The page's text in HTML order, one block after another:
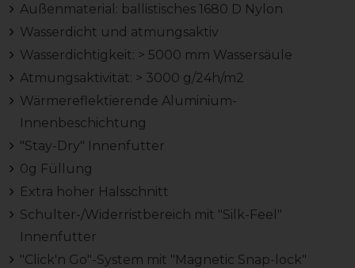
Außenmaterial: ballistisches 1680 D Nylon
Wasserdicht und atmungsaktiv
Wasserdichtigkeit: > 5000 mm Wassersäule
Atmungsaktivität: > 3000 g/24h/m2
Wärmereflektierende Aluminium-
Innenbeschichtung
"Stay-Dry" Innenfutter
0g Füllung
Extra hoher Halsschnitt
Schulter-/Widerristbereich mit "Silk-Feel"
Innenfutter
"Click'n Go"-System mit "Magnetic Snap-lock"